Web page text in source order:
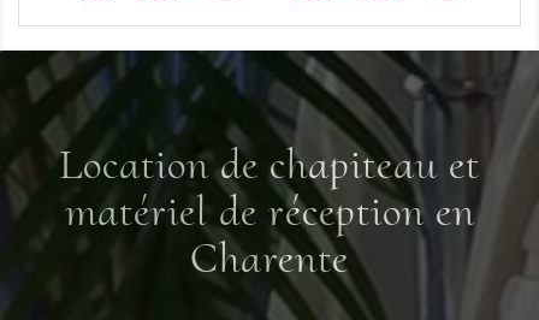
Location de chapiteau et
matériel de réception en
Charente